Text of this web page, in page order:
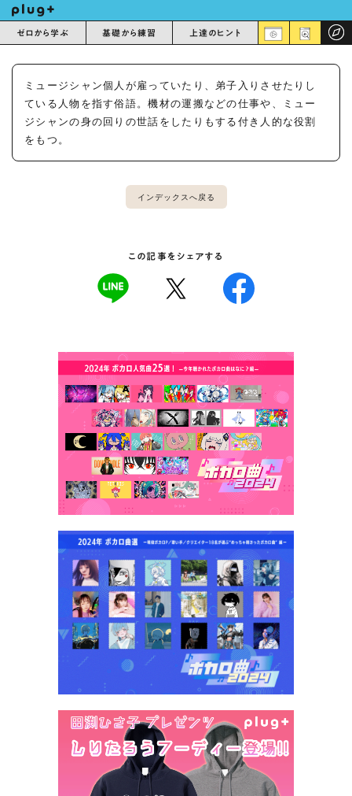
ゼロから学ぶ 基礎から練習 上達のヒント
ミュージシャン個人が雇っていたり、弟子入りさせたりし
ている人物を指す俗語。機材の運搬などの仕事や、ミュー
ジシャンの身の回りの世話をしたりもする付き人的な役割
をもつ。
インデックスへ戻る
この記事をシェアする